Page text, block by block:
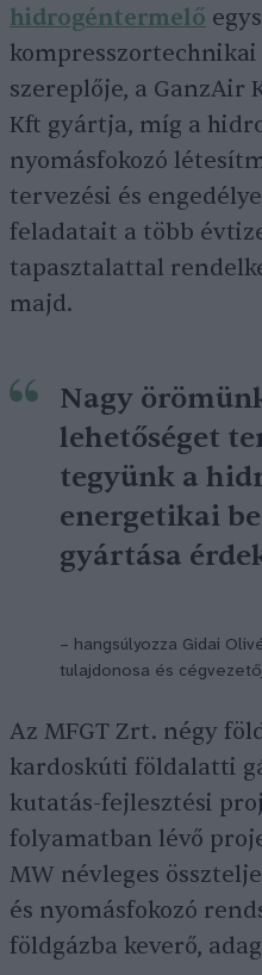
hidrogéntermelő
szereplője, a GanzAir
Kft gyártja, míg a
nyomásfokozó
tervezési és
feladatait a több
tapasztalattal
majd.
Nagy
lehetőséget
tegyünk a
energetikai
gyártása
– hangsúlyozza Gidai
tulajdonosa és
Az MFGT Zrt. négy
kardoskúti földalatti
kutatás-fejlesztési
folyamatban lévő
MW névleges
és nyomásfokozó
földgázba keverő,